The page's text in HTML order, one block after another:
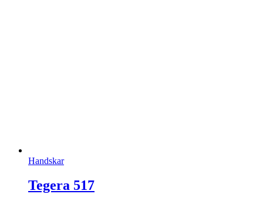
Handskar
Tegera 517